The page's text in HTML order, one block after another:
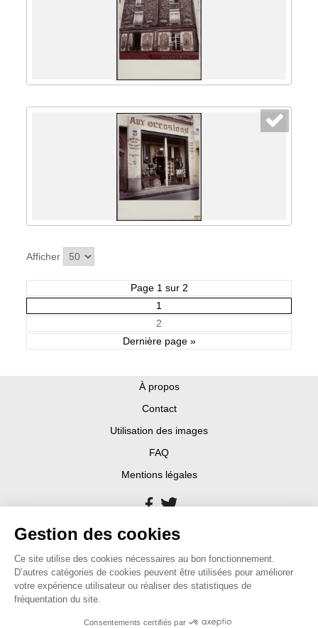
Afficher
Page 1 sur 2
1
2
Dernière page »
À propos
Contact
Utilisation des images
FAQ
Mentions légales
Gestion des cookies
Ce site utilise des cookies nécessaires au bon fonctionnement.
D’autres catégories de cookies peuvent être utilisées pour améliorer
votre expérience utilisateur ou réaliser des statistiques de
fréquentation du site.
Consentements certifiés par